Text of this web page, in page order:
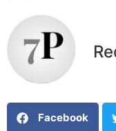
Facebook